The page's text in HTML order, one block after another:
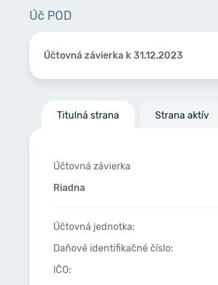
Úč POD
Účtovná závierka k 31.12.2023
Titulná strana Strana aktív
Účtovná závierka
Riadna
Účtovná jednotka:
Daňové identifikačné číslo:
IČO: